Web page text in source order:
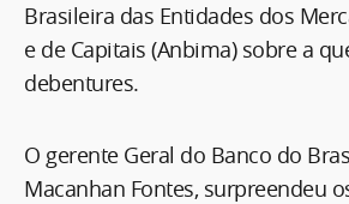
Brasileira das Entidades dos
e de Capitais (Anbima) sobre a
debentures.
O gerente Geral do Banco do
Macanhan Fontes, surpreendeu